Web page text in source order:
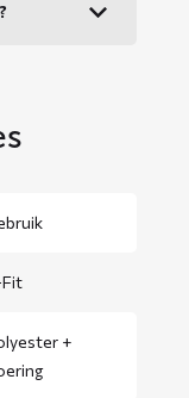
Fit
+